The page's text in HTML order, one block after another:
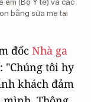
em (Bộ Y tế) và các
bằng sữa mẹ tại
đốc Nhà ga
"Chúng tôi hy
khách đảm